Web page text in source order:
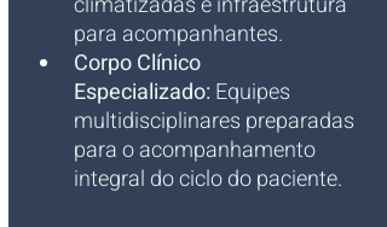
para acompanhantes.
Corpo Clínico
Especializado: Equipes
multidisciplinares preparadas
para o acompanhamento
integral do ciclo do paciente.